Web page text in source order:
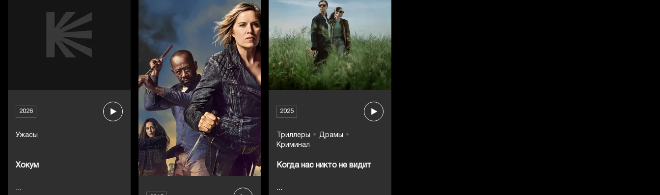
2026
Ужасы
Хокум
...
2025
Триллеры
Драмы
Криминал
Когда нас никто не видит
...